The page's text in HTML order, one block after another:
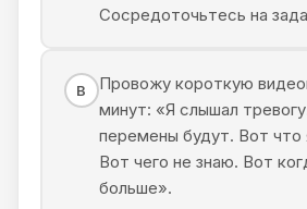
Сосредоточьтесь на
В
Провожу короткую
минут: «Я слышал
перемены будут. Вот что
Вот чего не знаю. Вот
больше».